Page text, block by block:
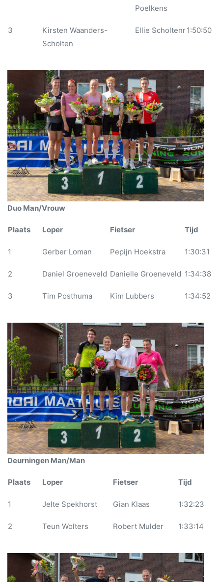
Poelkens
3
Kirsten Waanders-
Scholten
Ellie Scholtenr1:50:50
Duo Man/Vrouw
Plaats Loper Fietser Tijd
1 Gerber Loman Pepijn Hoekstra 1:30:31
2 Daniel Groeneveld Danielle Groeneveld 1:34:38
3 Tim Posthuma Kim Lubbers 1:34:52
Deurningen Man/Man
Plaats Loper Fietser Tijd
1 Jelte Spekhorst Gian Klaas 1:32:23
2 Teun Wolters Robert Mulder 1:33:14